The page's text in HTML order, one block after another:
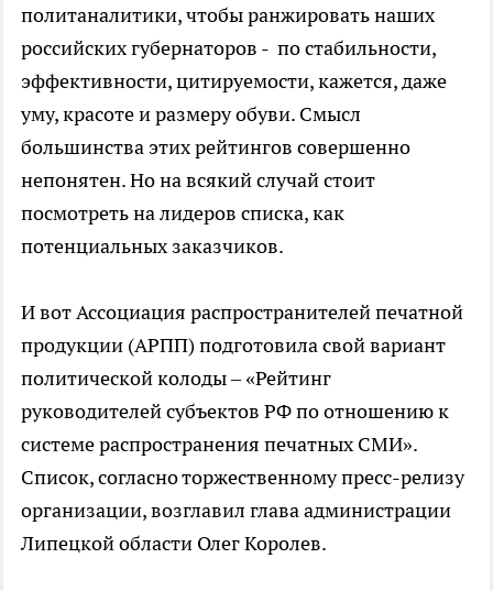
политаналитики, чтобы ранжировать наших
российских губернаторов - по стабильности,
эффективности, цитируемости, кажется, даже
уму, красоте и размеру обуви. Смысл
большинства этих рейтингов совершенно
непонятен. Но на всякий случай стоит
посмотреть на лидеров списка, как
потенциальных заказчиков.
И вот Ассоциация распространителей печатной
продукции (АРПП) подготовила свой вариант
политической колоды – «Рейтинг
руководителей субъектов РФ по отношению к
системе распространения печатных СМИ».
Список, согласно торжественному пресс-релизу
организации, возглавил глава администрации
Липецкой области Олег Королев.